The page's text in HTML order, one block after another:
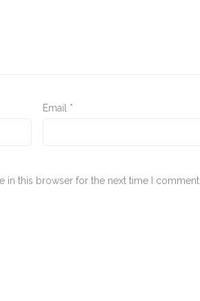
Email *
in this browser for the next time I comment.